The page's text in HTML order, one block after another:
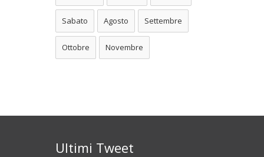
Sabato Agosto Settembre
Ottobre Novembre
Ultimi Tweet